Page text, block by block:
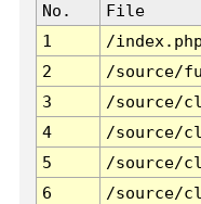
No. File
1
/index.php
2
/source/
3
/source/
4
/source/
5
/source/
6
/source/